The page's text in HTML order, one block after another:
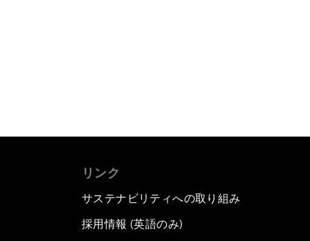
リンク
サステナビリティへの取り組み
採用情報 (英語のみ)